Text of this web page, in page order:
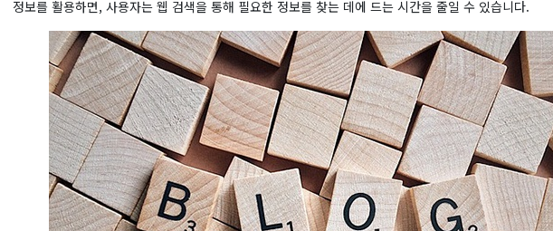
정보를 활용하면, 사용자는 웹 검색을 통해 필요한 정보를 찾는 데에 드는 시간을 줄일 수 있습니다.